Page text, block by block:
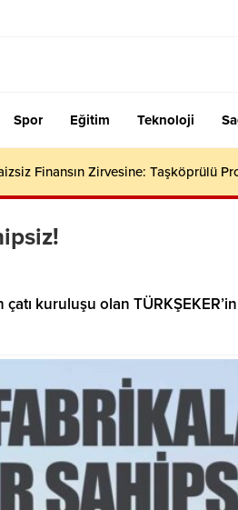
Spor Eğitim Teknoloji
Finansın Zirvesine: Taşköprülü
kuruluşu olan